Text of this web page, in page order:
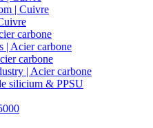
| Cuivre
carbone
| Acier carbone
carbone
| Acier carbone
silicium & PPSU